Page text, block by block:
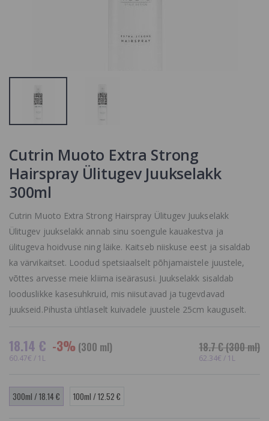
Cutrin Muoto Extra Strong
Hairspray Ülitugev Juukselakk
300ml
Cutrin Muoto Extra Strong Hairspray Ülitugev Juukselakk
Ülitugev juukselakk annab sinu soengule kauakestva ja
ülitugeva hoidvuse ning läike. Kaitseb niiskuse eest ja sisaldab
ka värvikaitset. Loodud spetsiaalselt põhjamaistele juustele,
võttes arvesse meie kliima iseärasusi. Juukselakk sisaldab
looduslikke kasesuhkruid, mis niisutavad ja tugevdavad
juukseid.Pihusta ühtlaselt kuivadele juustele 25cm kauguselt.
18.14 € -3% (300 ml)
60.47€ / 1L
18.7 €(300 ml)
62.34€ / 1L
300ml / 18.14 € 100ml / 12.52 €
toote nimi
klappkorgiga
1.76 €